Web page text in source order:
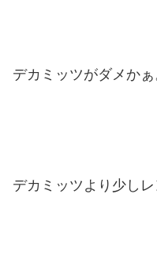
デカミッツがダメかぁ
デカミッツより少し